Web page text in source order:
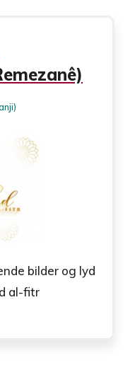
bilder og lyd
al-fitr